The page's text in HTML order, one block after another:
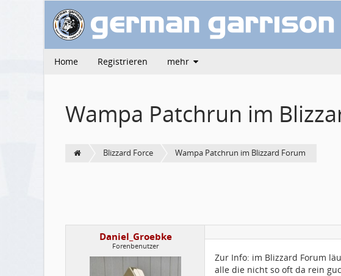
Home Registrieren mehr
Wampa Patchrun im
Blizzard Force Wampa Patchrun im Blizzard Forum
Daniel_Groebke
Forenbenutzer
Zur Info: im Blizzard Forum
alle die nicht so oft da rein